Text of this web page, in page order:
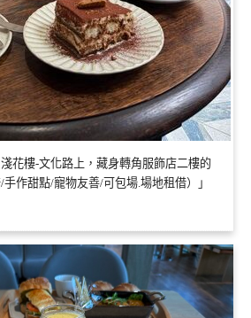
淺花樓-文化路上，藏身轉角服飾店二樓的
作甜點/寵物友善/可包場.場地租借）」